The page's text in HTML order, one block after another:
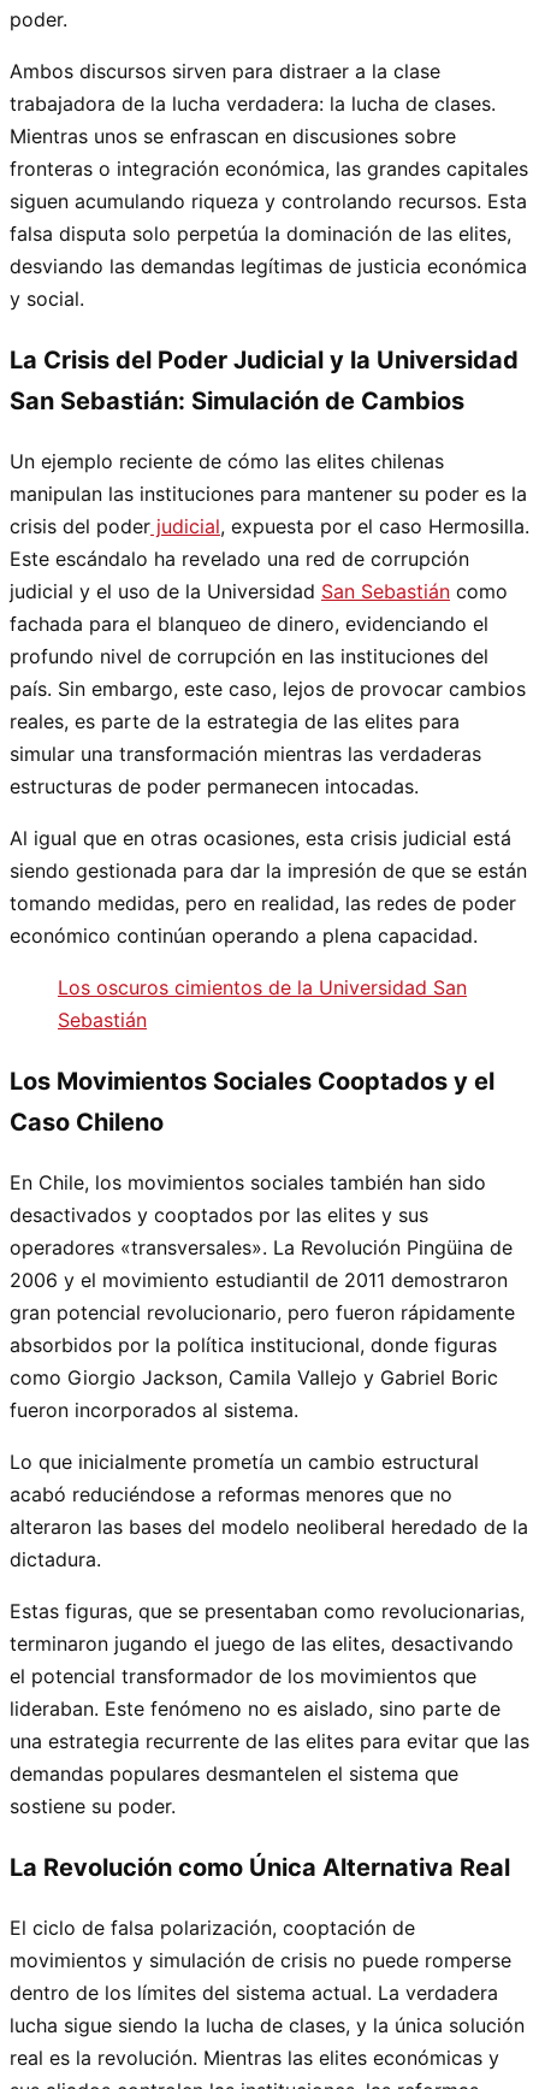
poder.
Ambos discursos sirven para distraer a la clase
trabajadora de la lucha verdadera: la lucha de clases.
Mientras unos se enfrascan en discusiones sobre
fronteras o integración económica, las grandes capitales
siguen acumulando riqueza y controlando recursos. Esta
falsa disputa solo perpetúa la dominación de las elites,
desviando las demandas legítimas de justicia económica
y social.
La Crisis del Poder Judicial y la Universidad
San Sebastián: Simulación de Cambios
Un ejemplo reciente de cómo las elites chilenas
manipulan las instituciones para mantener su poder es la
crisis del poder judicial, expuesta por el caso Hermosilla.
Este escándalo ha revelado una red de corrupción
judicial y el uso de la Universidad San Sebastián como
fachada para el blanqueo de dinero, evidenciando el
profundo nivel de corrupción en las instituciones del
país. Sin embargo, este caso, lejos de provocar cambios
reales, es parte de la estrategia de las elites para
simular una transformación mientras las verdaderas
estructuras de poder permanecen intocadas.
Al igual que en otras ocasiones, esta crisis judicial está
siendo gestionada para dar la impresión de que se están
tomando medidas, pero en realidad, las redes de poder
económico continúan operando a plena capacidad.
Los oscuros cimientos de la Universidad San
Sebastián
Los Movimientos Sociales Cooptados y el
Caso Chileno
En Chile, los movimientos sociales también han sido
desactivados y cooptados por las elites y sus
operadores «transversales». La Revolución Pingüina de
2006 y el movimiento estudiantil de 2011 demostraron
gran potencial revolucionario, pero fueron rápidamente
absorbidos por la política institucional, donde figuras
como Giorgio Jackson, Camila Vallejo y Gabriel Boric
fueron incorporados al sistema.
Lo que inicialmente prometía un cambio estructural
acabó reduciéndose a reformas menores que no
alteraron las bases del modelo neoliberal heredado de la
dictadura.
Estas figuras, que se presentaban como revolucionarias,
terminaron jugando el juego de las elites, desactivando
el potencial transformador de los movimientos que
lideraban. Este fenómeno no es aislado, sino parte de
una estrategia recurrente de las elites para evitar que las
demandas populares desmantelen el sistema que
sostiene su poder.
La Revolución como Única Alternativa Real
El ciclo de falsa polarización, cooptación de
movimientos y simulación de crisis no puede romperse
dentro de los límites del sistema actual. La verdadera
lucha sigue siendo la lucha de clases, y la única solución
real es la revolución. Mientras las elites económicas y